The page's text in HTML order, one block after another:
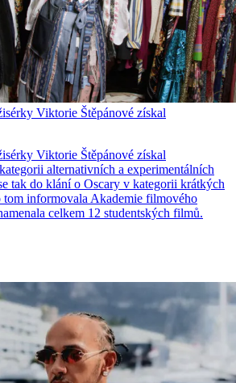
Viktorie Štěpánové získal
Viktorie Štěpánové získal
alternativních a experimentálních
tak do klání o Oscary v kategorii krátkých
informovala Akademie filmového
celkem 12 studentských filmů.